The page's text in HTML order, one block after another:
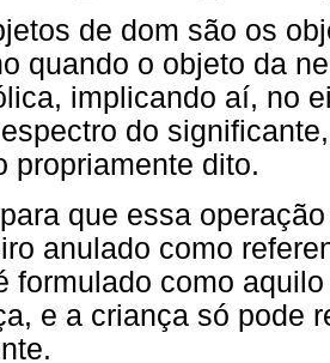
de dom são os
quando o objeto da
implicando aí, no
do
propriamente dito.
que essa
anulado como
formulado como
e a criança só pode